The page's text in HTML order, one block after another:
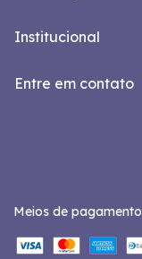
Institucional
Entre em contato
Meios de pagamento